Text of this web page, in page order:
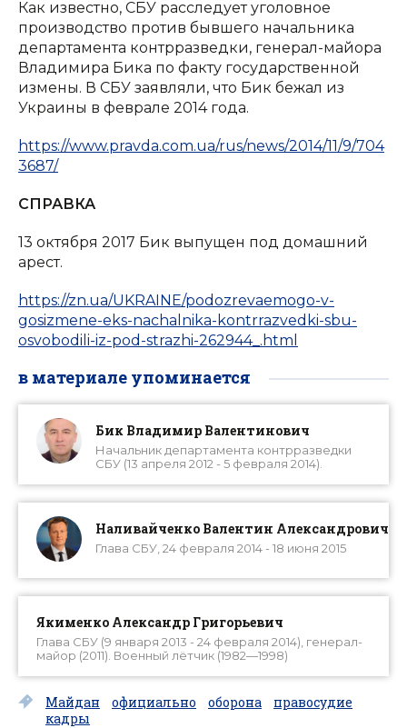
Как известно, СБУ расследует уголовное
производство против бывшего начальника
департамента контрразведки, генерал-майора
Владимира Бика по факту государственной
измены. В СБУ заявляли, что Бик бежал из
Украины в феврале 2014 года.
https://www.pravda.com.ua/rus/news/2014/11/9/704
3687/
СПРАВКА
13 октября 2017 Бик выпущен под домашний
арест.
https://zn.ua/UKRAINE/podozrevaemogo-v-
gosizmene-eks-nachalnika-kontrrazvedki-sbu-
osvobodili-iz-pod-strazhi-262944_.html
в материале упоминается
Бик Владимир Валентинович
Начальник департамента контрразведки
СБУ (13 апреля 2012 - 5 февраля 2014).
Наливайченко Валентин Александрович
Глава СБУ, 24 февраля 2014 - 18 июня 2015
Якименко Александр Григорьевич
Глава СБУ (9 января 2013 - 24 февраля 2014), генерал-
майор (2011). Военный лётчик (1982—1998)
Майдан официально оборона
правосудие
кадры